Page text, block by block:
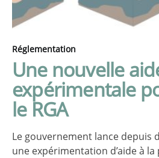
Réglementation
Une nouvelle
expérimentale
le RGA
Le gouvernement lance depuis
une expérimentation d’aide à